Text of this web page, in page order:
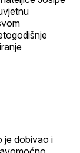
je dobivao i